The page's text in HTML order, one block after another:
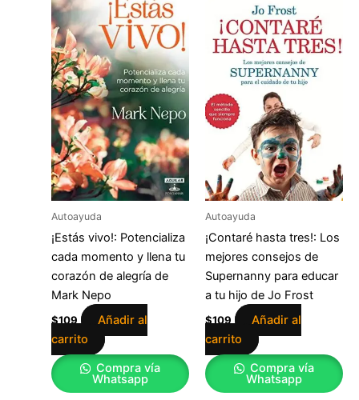
Autoayuda
¡Estás vivo!: Potencializa
cada momento y llena tu
corazón de alegría de
Mark Nepo
$109
Añadir al
carrito
Compra vía
Whatsapp
Autoayuda
¡Contaré hasta tres!: Los
mejores consejos de
Supernanny para educar
a tu hijo de Jo Frost
$109
Añadir al
carrito
Compra vía
Whatsapp